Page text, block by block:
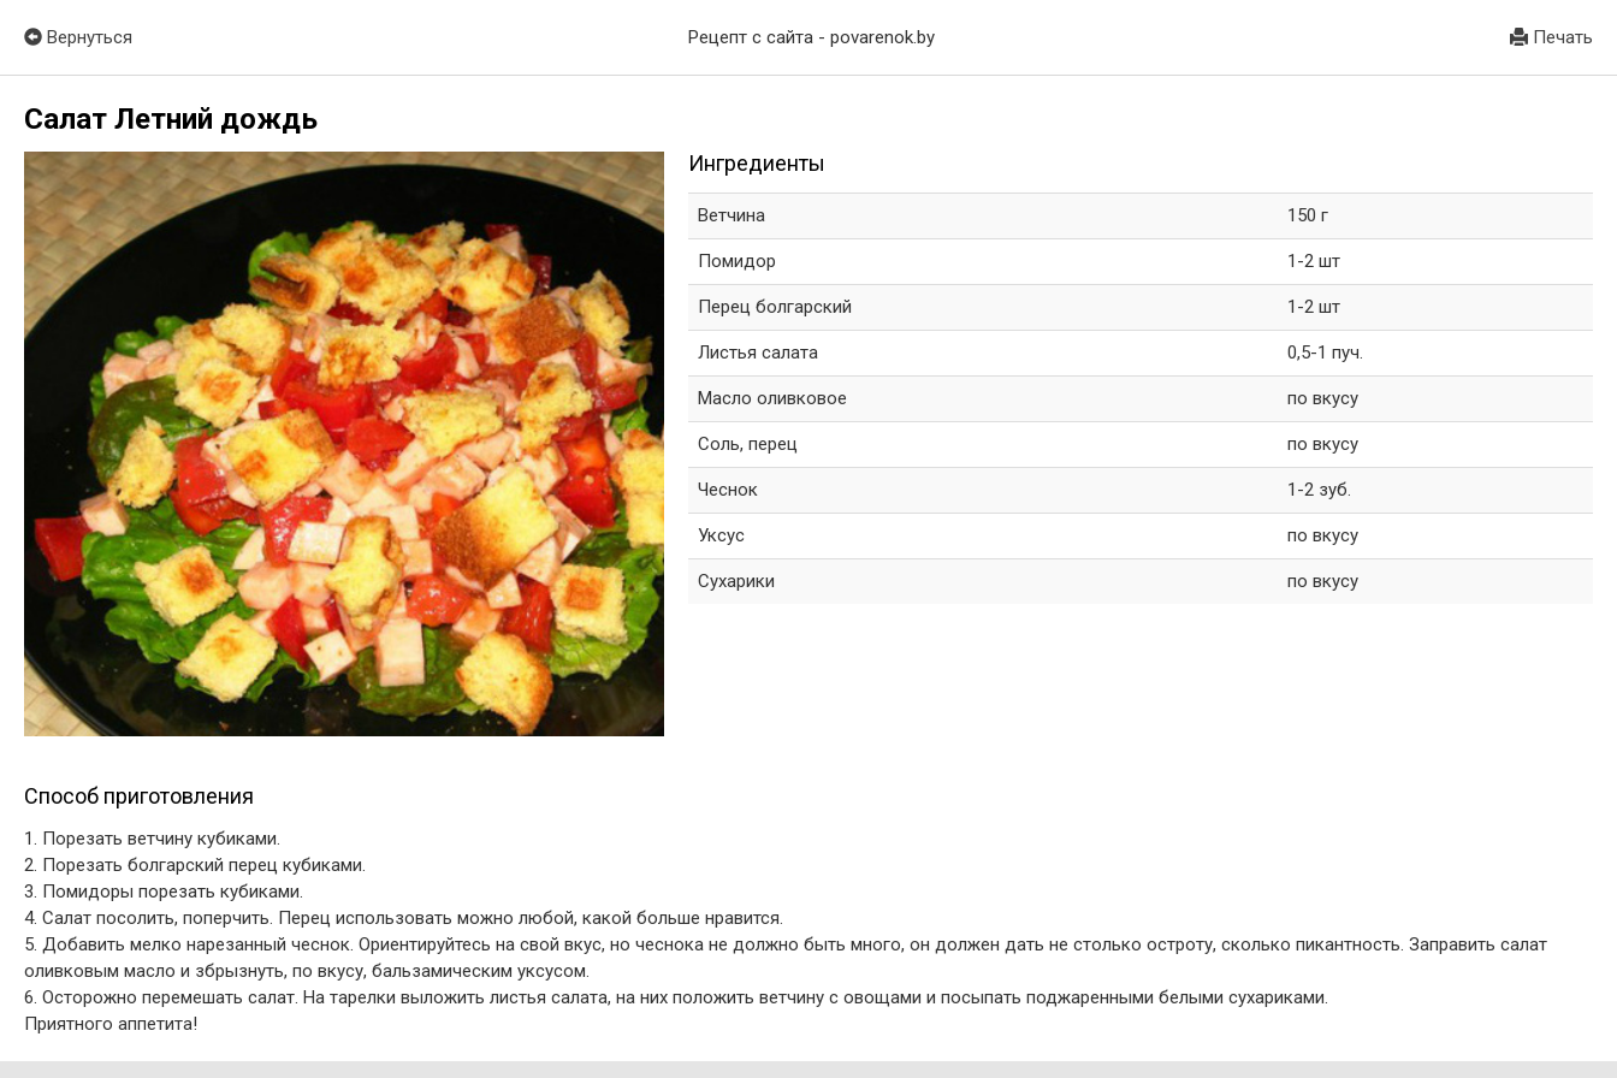
Вернуться Рецепт с сайта - povarenok.by Печать
Салат Летний дождь
Ингредиенты
Ветчина 150 г
Помидор 1-2 шт
Перец болгарский 1-2 шт
Листья салата 0,5-1 пуч.
Масло оливковое по вкусу
Соль, перец по вкусу
Чеснок 1-2 зуб.
Уксус по вкусу
Сухарики по вкусу
Способ приготовления
1. Порезать ветчину кубиками.
2. Порезать болгарский перец кубиками.
3. Помидоры порезать кубиками.
4. Салат посолить, поперчить. Перец использовать можно любой, какой больше нравится.
5. Добавить мелко нарезанный чеснок. Ориентируйтесь на свой вкус, но чеснока не должно быть много, он должен дать не столько остроту, сколько пикантность. Заправить салат
оливковым масло и збрызнуть, по вкусу, бальзамическим уксусом.
6. Осторожно перемешать салат. На тарелки выложить листья салата, на них положить ветчину с овощами и посыпать поджаренными белыми сухариками.
Приятного аппетита!